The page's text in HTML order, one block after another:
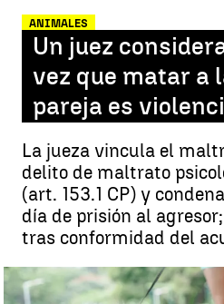
ANIMALES
Un juez
vez que matar a
pareja es
La jueza vincula el
delito de maltrato
(art. 153.1 CP) y
día de prisión al
tras conformidad del
Un juez considera violencia